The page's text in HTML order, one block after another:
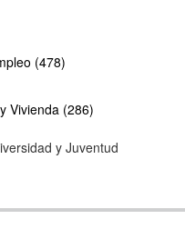
(478)
Vivienda (286)
y Juventud